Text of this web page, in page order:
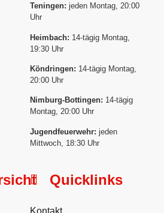
Teningen: jeden Montag, 20:00
Uhr
Heimbach: 14-tägig Montag,
19:30 Uhr
Köndringen: 14-tägig Montag,
20:00 Uhr
Nimburg-Bottingen: 14-tägig
Montag, 20:00 Uhr
Jugendfeuerwehr: jeden
Mittwoch, 18:30 Uhr
Quicklinks
Kontakt